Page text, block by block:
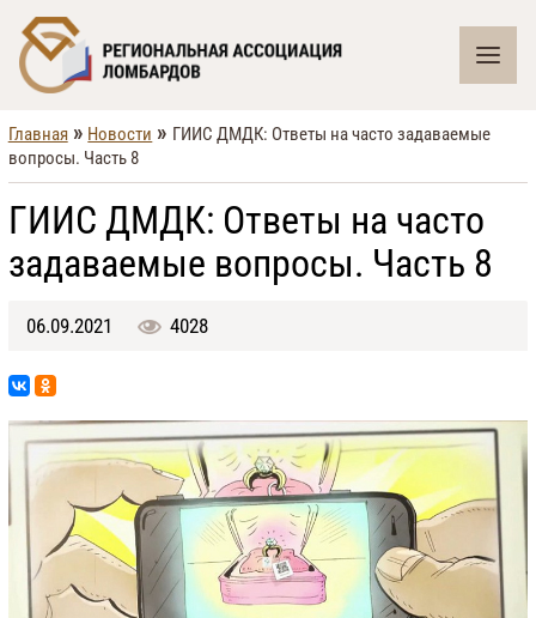
Главная » Новости » ГИИС ДМДК: Ответы на часто задаваемые
вопросы. Часть 8
ГИИС ДМДК: Ответы на часто
задаваемые вопросы. Часть 8
06.09.2021 4028